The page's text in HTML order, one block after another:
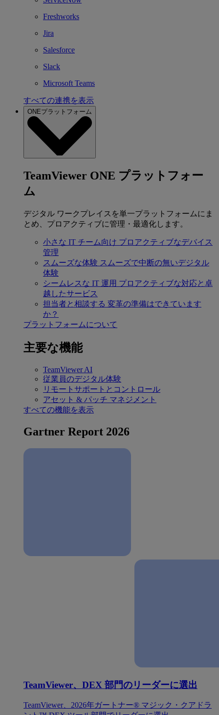
Freshworks
Jira
Salesforce
Slack
Microsoft Teams
すべての連携を表示
ONEプラットフォーム
TeamViewer ONE プラットフォー
ム
デジタル ワークプレイスを単一プラットフォームにま
とめ、プロアクティブに管理・最適化します。
小さな IT チーム向け プロアクティブなデバイス
管理
スムーズな体験 スムーズで中断の無いデジタル
体験
シームレスな IT 運用 プロアクティブな対応と卓
越したサービス
担当者と相談する 変革の準備はできています
か？
プラットフォームについて
主要な機能
TeamViewer AI
従業員のデジタル体験
リモートサポートとコントロール
アセット & パッチ マネジメント
すべての機能を表示
Gartner Report 2026
TeamViewer、DEX 部門のリーダーに選出
TeamViewer、2026年ガートナー® マジック・クアドラ